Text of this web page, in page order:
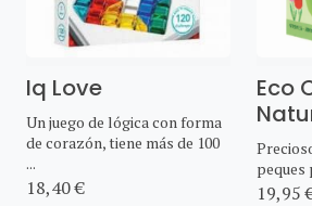
Iq Love
Un juego de lógica con forma
de corazón, tiene más de 100
...
18,40 €
Eco
peques
19,95